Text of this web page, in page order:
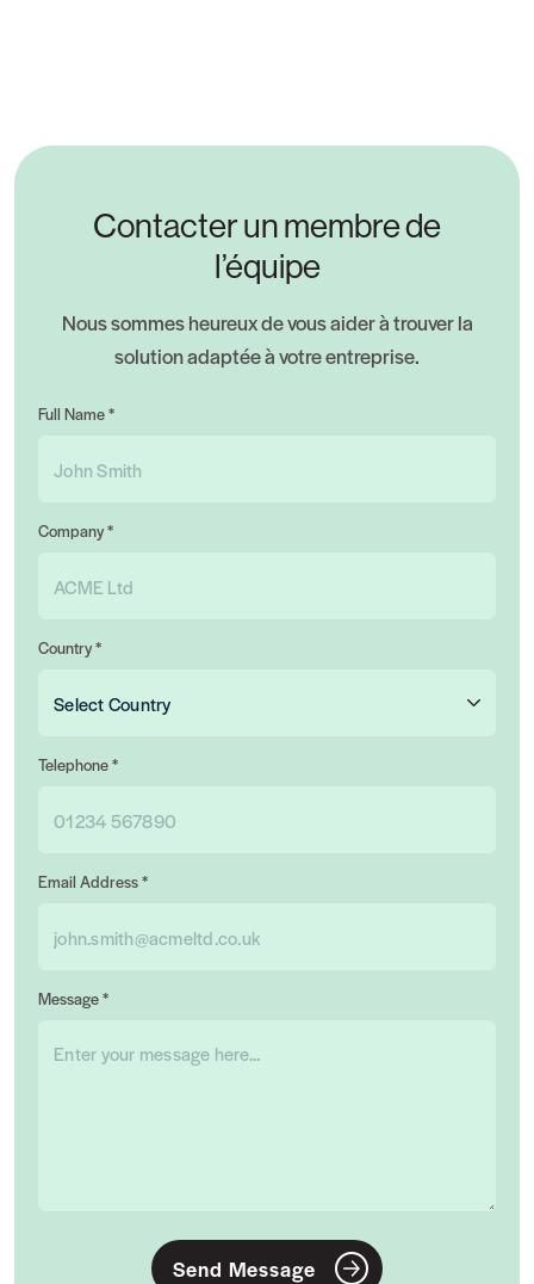
Contacter un membre de
l’équipe
Nous sommes heureux de vous aider à trouver la
solution adaptée à votre entreprise.
Full Name *
Company *
Country *
Telephone *
Email Address *
Message *
Send Message